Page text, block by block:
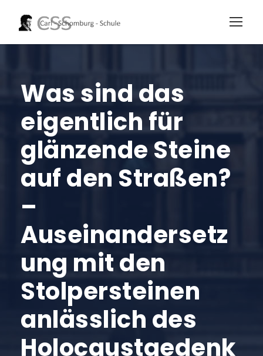
Was sind das
eigentlich für
glänzende Steine
auf den Straßen?
–
Auseinandersetz
ung mit den
Stolpersteinen
anlässlich des
Holocaustgedenk